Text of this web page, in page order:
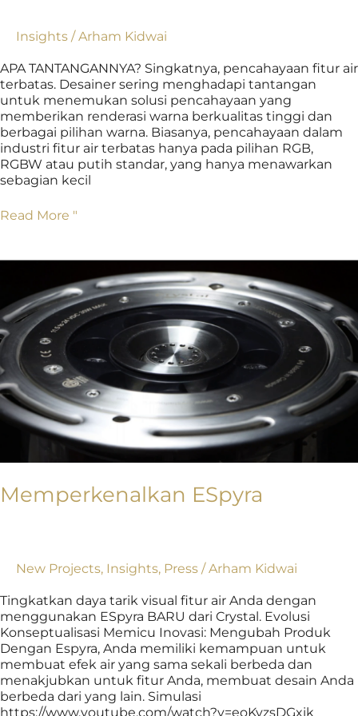
Insights /Arham Kidwai
APA TANTANGANNYA? Singkatnya, pencahayaan fitur air
terbatas. Desainer sering menghadapi tantangan
untuk menemukan solusi pencahayaan yang
memberikan renderasi warna berkualitas tinggi dan
berbagai pilihan warna. Biasanya, pencahayaan dalam
industri fitur air terbatas hanya pada pilihan RGB,
RGBW atau putih standar, yang hanya menawarkan
sebagian kecil
Read More "
Memperkenalkan ESpyra
New Projects, Insights, Press /Arham Kidwai
Tingkatkan daya tarik visual fitur air Anda dengan
menggunakan ESpyra BARU dari Crystal. Evolusi
Konseptualisasi Memicu Inovasi: Mengubah Produk
Dengan Espyra, Anda memiliki kemampuan untuk
membuat efek air yang sama sekali berbeda dan
menakjubkan untuk fitur Anda, membuat desain Anda
berbeda dari yang lain. Simulasi
https://www.youtube.com/watch?v=eoKvzsDGxik